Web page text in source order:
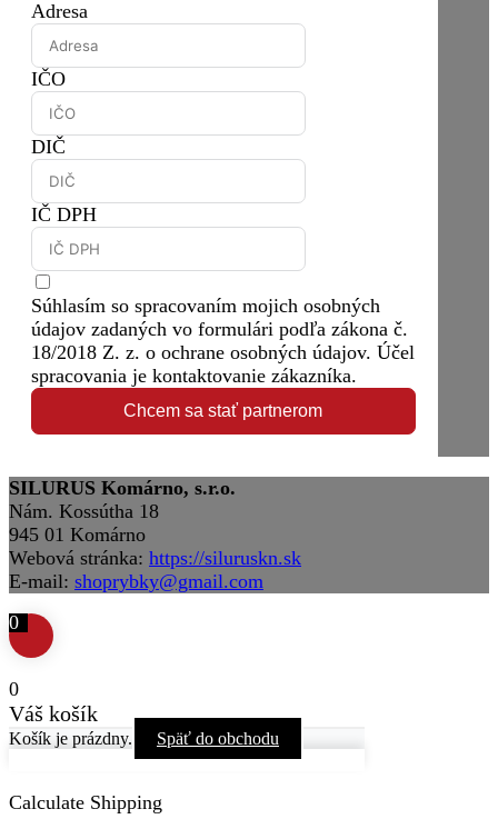
Adresa
IČO
DIČ
IČ DPH
Súhlasím so spracovaním mojich osobných
údajov zadaných vo formulári podľa zákona č.
18/2018 Z. z. o ochrane osobných údajov. Účel
spracovania je kontaktovanie zákazníka.
Chcem sa stať partnerom
SILURUS Komárno, s.r.o.
Nám. Kossútha 18
945 01 Komárno
Webová stránka: https://siluruskn.sk
E-mail: shoprybky@gmail.com
0
0
Váš košík
Košík je prázdny. Späť do obchodu
Calculate Shipping